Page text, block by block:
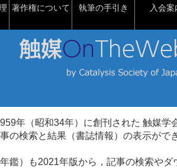
著作権について 執筆の手引き 入会案
年（昭和34年）に創刊された 触媒学
の検索と結果（書誌情報）の表示がで
鑑）も2021年版から，記事の検索や